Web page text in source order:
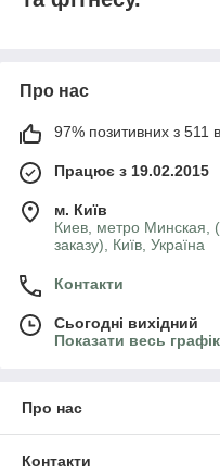
Про нас
97% позитивних з 511
Працює з 19.02.2015
м. Київ
Киев, метро Минская,
заказу), Київ, Україна
Контакти
Сьогодні вихідний
Показати весь
Про нас
Контакти